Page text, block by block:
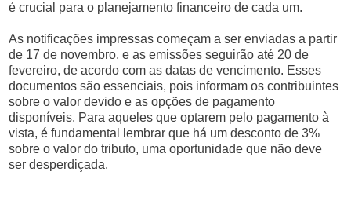
é crucial para o planejamento financeiro de cada um.
As notificações impressas começam a ser enviadas a partir
de 17 de novembro, e as emissões seguirão até 20 de
fevereiro, de acordo com as datas de vencimento. Esses
documentos são essenciais, pois informam os contribuintes
sobre o valor devido e as opções de pagamento
disponíveis. Para aqueles que optarem pelo pagamento à
vista, é fundamental lembrar que há um desconto de 3%
sobre o valor do tributo, uma oportunidade que não deve
ser desperdiçada.